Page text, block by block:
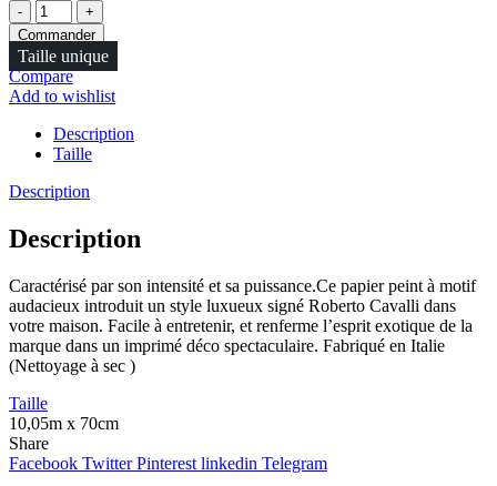
Quantité
Commander
Taille unique
Compare
Add to wishlist
Description
Taille
Description
Description
Caractérisé par son intensité et sa puissance.Ce papier peint à motif
audacieux introduit un style luxueux signé Roberto Cavalli dans
votre maison. Facile à entretenir, et renferme l’esprit exotique de la
marque dans un imprimé déco spectaculaire. Fabriqué en Italie
(Nettoyage à sec )
Taille
10,05m x 70cm
Share
Facebook Twitter Pinterest linkedin Telegram